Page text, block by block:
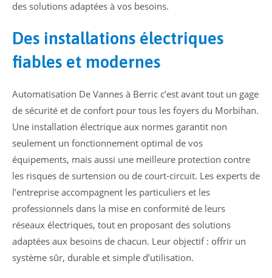
des solutions adaptées à vos besoins.
Des installations électriques
fiables et modernes
Automatisation De Vannes à Berric c’est avant tout un gage
de sécurité et de confort pour tous les foyers du Morbihan.
Une installation électrique aux normes garantit non
seulement un fonctionnement optimal de vos
équipements, mais aussi une meilleure protection contre
les risques de surtension ou de court-circuit. Les experts de
l’entreprise accompagnent les particuliers et les
professionnels dans la mise en conformité de leurs
réseaux électriques, tout en proposant des solutions
adaptées aux besoins de chacun. Leur objectif : offrir un
système sûr, durable et simple d’utilisation.